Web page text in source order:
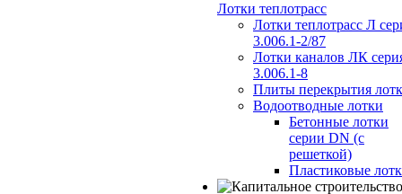
Лотки теплотрасс
Лотки теплотрасс Л
3.006.1-2/87
Лотки каналов ЛК
3.006.1-8
Плиты перекрытия
Водоотводные лотки
Бетонные лотки
серии DN (с
решеткой)
Пластиковые